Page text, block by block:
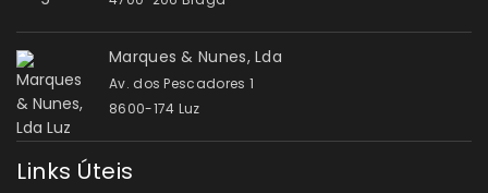
Marques & Nunes, Lda
Av. dos Pescadores 1
8600-174 Luz
Links Úteis